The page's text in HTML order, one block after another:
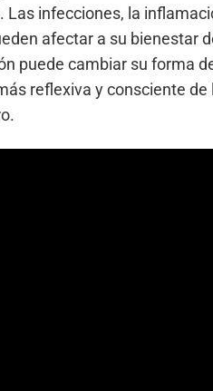
Las infecciones, la
afectar a su bienestar
puede cambiar su forma
reflexiva y consciente